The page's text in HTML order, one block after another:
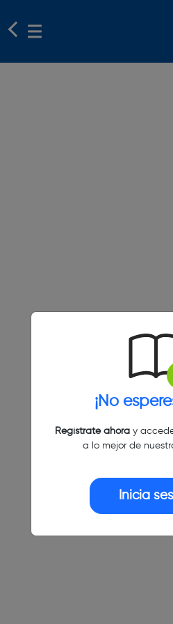
¡No
Regístrate ahoray
a lo mejor de
Inicia